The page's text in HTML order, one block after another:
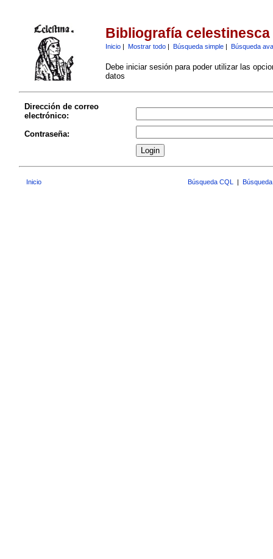
Bibliografía celestinesca
Inicio| Mostrar todo| Búsqueda simple| Búsqueda
Debe iniciar sesión para poder utilizar las
datos
Dirección de correo
electrónico:
Contraseña:
Inicio Búsqueda CQL |